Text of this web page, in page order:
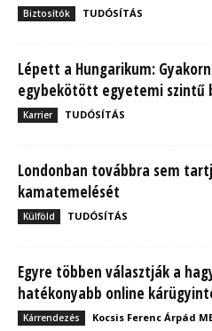
Biztosítók TUDÓSÍTÁS
Lépett a Hungarikum:
egybekötött egyetemi szintű
Karrier TUDÓSÍTÁS
Londonban továbbra sem
kamatemelését
Külföld TUDÓSÍTÁS
Egyre többen választják a
hatékonyabb online
Kárrendezés Kocsis Ferenc Árpád